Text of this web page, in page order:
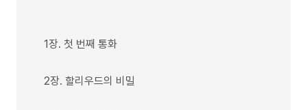
1장. 첫 번째 통화
2장. 할리우드의 비밀